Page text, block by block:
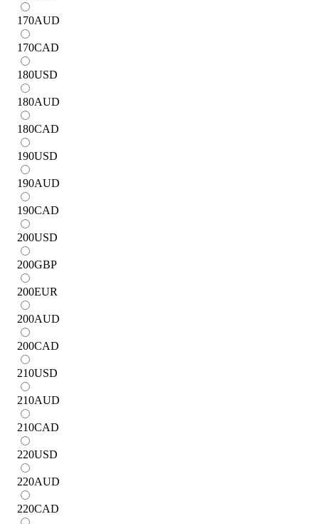
170AUD
170CAD
180USD
180AUD
180CAD
190USD
190AUD
190CAD
200USD
200GBP
200EUR
200AUD
200CAD
210USD
210AUD
210CAD
220USD
220AUD
220CAD